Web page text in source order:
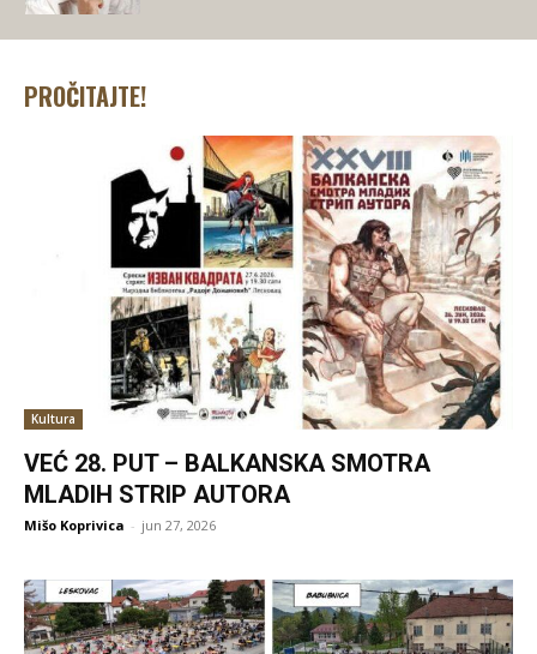
PROČITAJTE!
Kultura
VEĆ 28. PUT – BALKANSKA SMOTRA
MLADIH STRIP AUTORA
Mišo Koprivica - jun 27, 2026